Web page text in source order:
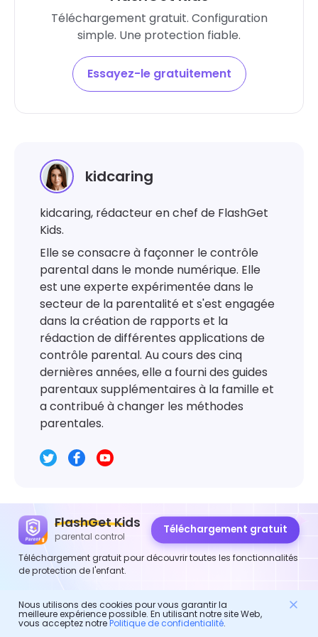
Téléchargement gratuit. Configuration
simple. Une protection fiable.
Essayez-le gratuitement
kidcaring
kidcaring, rédacteur en chef de FlashGet
Kids.
Elle se consacre à façonner le contrôle
parental dans le monde numérique. Elle
est une experte expérimentée dans le
secteur de la parentalité et s'est engagée
dans la création de rapports et la
rédaction de différentes applications de
contrôle parental. Au cours des cinq
dernières années, elle a fourni des guides
parentaux supplémentaires à la famille et
a contribué à changer les méthodes
parentales.
Laisser une réponse
FlashGet Kids
parental control
Téléchargement gratuit
Téléchargement gratuit pour découvrir toutes les fonctionnalités
de protection de l'enfant.
Nous utilisons des cookies pour vous garantir la
meilleure expérience possible. En utilisant notre site Web,
vous acceptez notrePolitique de confidentialité.